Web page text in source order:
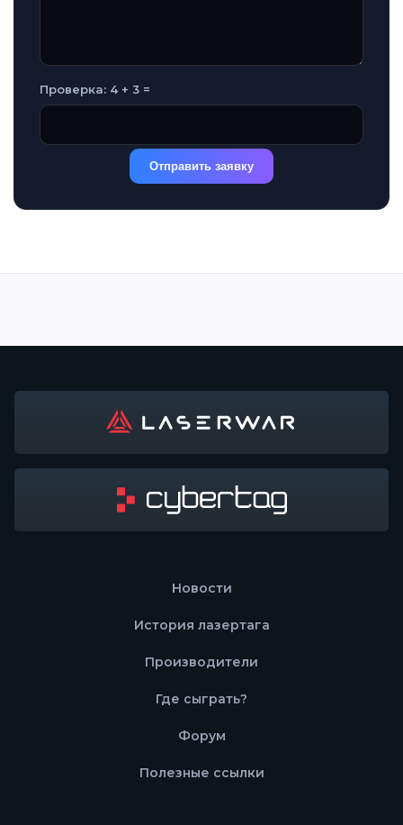
Проверка: 4 + 3 =
Отправить заявку
Новости
История лазертага
Производители
Где сыграть?
Форум
Полезные ссылки